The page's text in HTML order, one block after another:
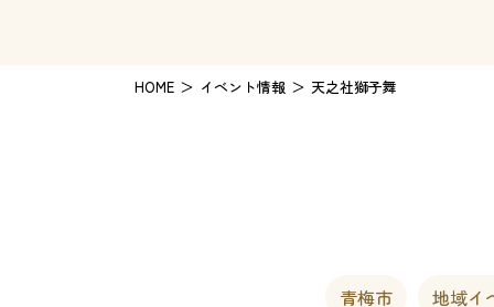
HOME イベント情報 天之社獅子舞
青梅市 地域イ